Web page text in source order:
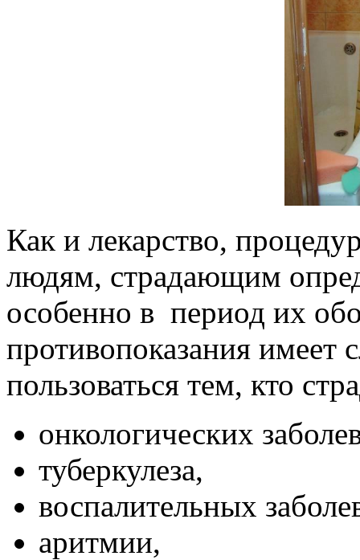
Как и лекарство,
людям, страдающим
особенно в период их
противопоказания имеет
пользоваться тем, кто
онкологических
туберкулеза,
воспалительных
аритмии,